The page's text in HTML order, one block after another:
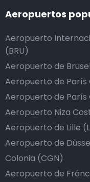
Aeropuertos
Aeropuerto
(BRU)
Aeropuerto de
Aeropuerto de París
Aeropuerto de París
Aeropuerto Niza
Aeropuerto de Lille
Aeropuerto de
Colonia (CGN)
Aeropuerto de